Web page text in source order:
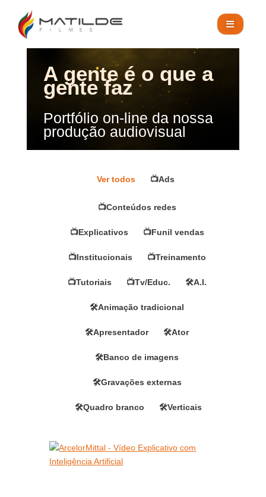
A gente é o que a
gente faz
Portfólio on-line da nossa
produção audiovisual
📺Ads
📺Conteúdos redes
📺Explicativos 📺Funil vendas
📺Institucionais 📺Treinamento
📺Tutoriais 📺Tv/Educ. 🛠️A.I.
🛠️Animação tradicional
🛠️Apresentador 🛠️Ator
🛠️Banco de imagens
🛠️Gravações externas
🛠️Quadro branco 🛠️Verticais